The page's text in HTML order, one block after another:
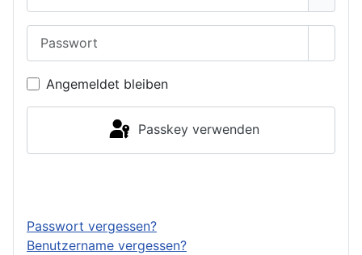
Angemeldet bleiben
Passkey verwenden
Passwort vergessen?
Benutzername vergessen?